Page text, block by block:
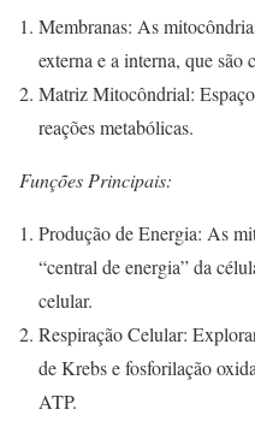
Membranas: As
externa e a interna, que são
Matriz Mitocôndrial:
reações metabólicas.
Funções Principais:
Produção de Energia: As
“central de energia” da
celular.
Respiração Celular:
de Krebs e fosforilação
ATP.